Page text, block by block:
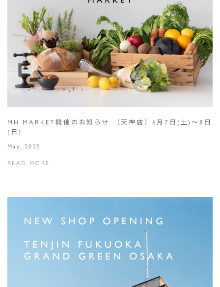
MH MARKET開催のお知らせ （天神店）6月7日(土)～8日
(日)
May, 2025
READ MORE